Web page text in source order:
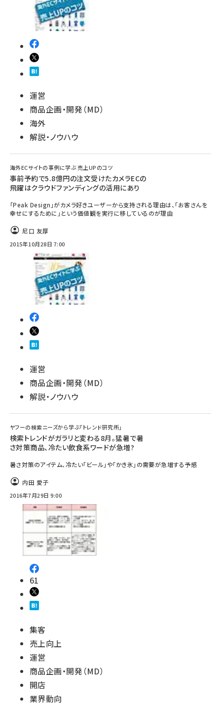
運営
商品企画・開発（MD）
海外
解説・ノウハウ
海外ECサイトの事例に学ぶ 売上UPのコツ
事前予約で5.8億円の注文受けたカメラECの
飛躍はクラウドファンディングの活用にあり
「Peak Design」がカメラ好きユーザーから支持される理由は、「お客さんを
幸せにするために」という価値観を実行に移しているのが理由
尼口 友厚
2015年10月28日 7:00
運営
商品企画・開発（MD）
解説・ノウハウ
ヤフーの検索ニーズから学ぶ「トレンド研究所」
検索トレンドがガラリと変わる8月。猛暑で暑
さ対策商品、冷たい飲食系ワードが急増?
暑さ対策のアイテム、冷たい「ビール」や「かき氷」の需要が急増する予感
内田 愛子
2016年7月29日 9:00
61
集客
売上向上
運営
商品企画・開発（MD）
開店
業界動向